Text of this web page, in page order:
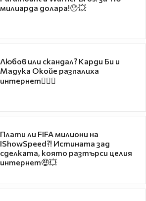
милиарда долара!😯💥
Любов или скандал? Карди Би и
Мадука Окойе разпалиха
интернет❤️‍🔥🔥
Плати ли FIFA милиони на
IShowSpeed?! Истината зад
сделката, която разтърси целия
интернет🤑💥